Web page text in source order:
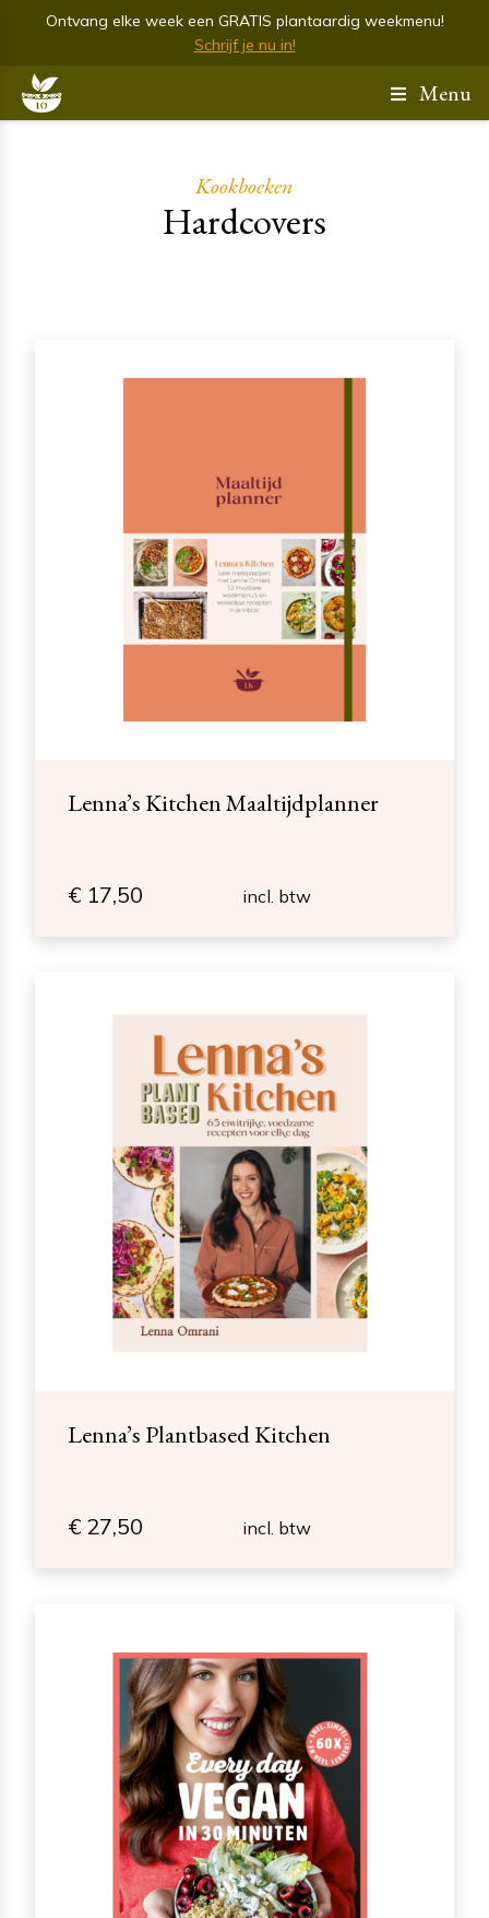
Ontvang elke week een GRATIS plantaardig weekmenu!
Schrijf je nu in!
Menu
Kookboeken
Hardcovers
Lenna’s Kitchen Maaltijdplanner
€ 17,50 incl. btw
Lenna’s Plantbased Kitchen
€ 27,50 incl. btw